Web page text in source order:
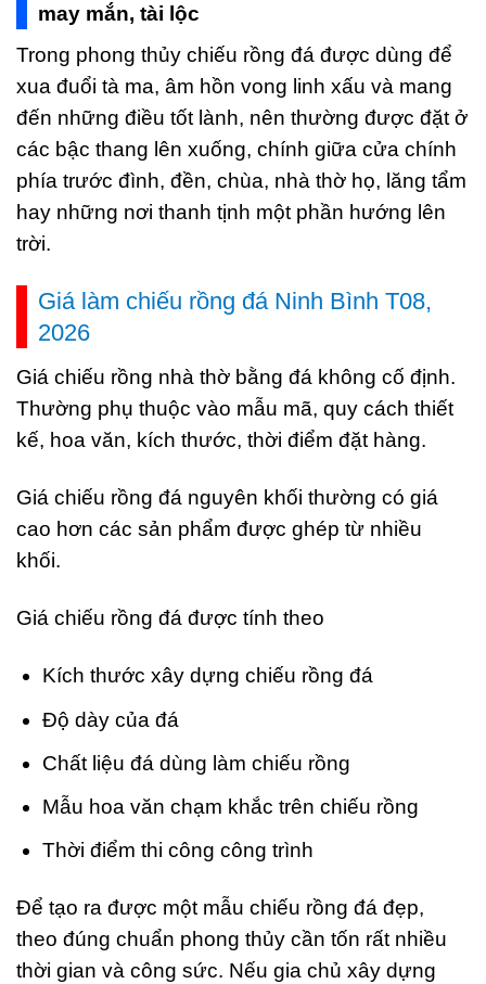
may mắn, tài lộc
Trong phong thủy chiếu rồng đá được dùng để
xua đuổi tà ma, âm hồn vong linh xấu và mang
đến những điều tốt lành, nên thường được đặt ở
các bậc thang lên xuống, chính giữa cửa chính
phía trước đình, đền, chùa, nhà thờ họ, lăng tẩm
hay những nơi thanh tịnh một phần hướng lên
trời.
Giá làm chiếu rồng đá Ninh Bình T08,
2026
Giá chiếu rồng nhà thờ bằng đá không cố định.
Thường phụ thuộc vào mẫu mã, quy cách thiết
kế, hoa văn, kích thước, thời điểm đặt hàng.
Giá chiếu rồng đá nguyên khối thường có giá
cao hơn các sản phẩm được ghép từ nhiều
khối.
Giá chiếu rồng đá được tính theo
Kích thước xây dựng chiếu rồng đá
Độ dày của đá
Chất liệu đá dùng làm chiếu rồng
Mẫu hoa văn chạm khắc trên chiếu rồng
Thời điểm thi công công trình
Để tạo ra được một mẫu chiếu rồng đá đẹp,
theo đúng chuẩn phong thủy cần tốn rất nhiều
thời gian và công sức. Nếu gia chủ xây dựng